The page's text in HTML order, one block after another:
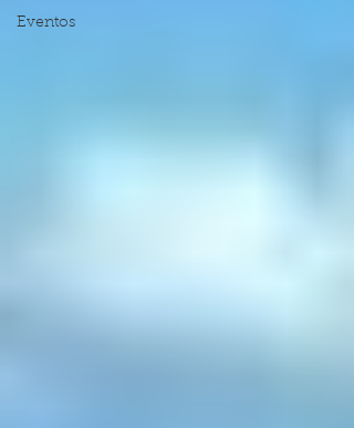
Eventos